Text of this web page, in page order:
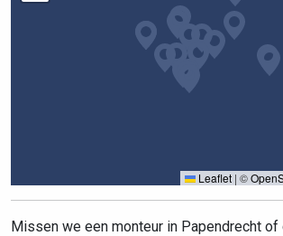
Leaflet | ©
Missen we een monteur in Papendrecht